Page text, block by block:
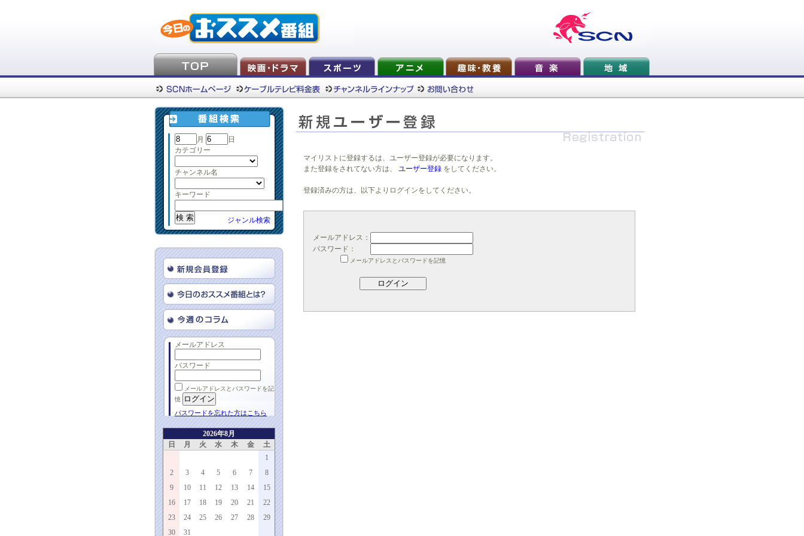
月
日
カテゴリー
チャンネル名
キーワード
ジャンル検索
メールアドレス
パスワード
メールアドレスとパスワードを記
憶
パスワードを忘れた方はこちら
2026年8月
日
月 火 水 木 金
土
1
2
3 4 5 6 7
8
9
10 11 12 13 14
15
16
17 18 19 20 21
22
23
24 25 26 27 28
29
30
31
マイリストに登録するは、ユーザー登録が必要になります。
また登録をされてない方は、
ユーザー登録 をしてください。
登録済みの方は、以下よりログインをしてください。
メールアドレス：
パスワード：
メールアドレスとパスワードを記憶